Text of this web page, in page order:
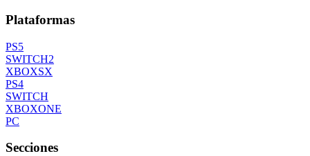
Plataformas
PS5
SWITCH2
XBOXSX
PS4
SWITCH
XBOXONE
PC
Secciones